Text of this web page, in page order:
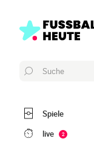
Suche
Spiele
live
2